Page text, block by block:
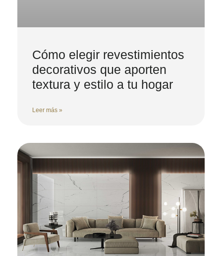
Cómo elegir revestimientos
decorativos que aporten
textura y estilo a tu hogar
Leer más »